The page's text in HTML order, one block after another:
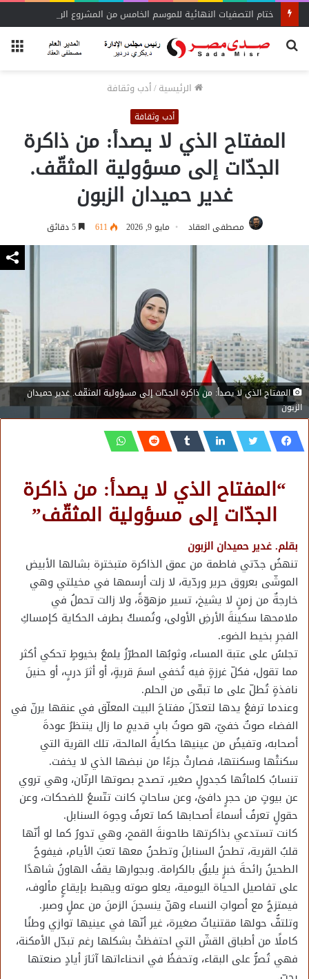
بحث
الرئيسية/أدب وثقافة
أدب وثقافة
المفتاح الذي لا يصدأ: من ذاكرة
الجدّات إلى مسؤولية المثقّف.
غدير حميدان الزبون
مصطفى العقاد مايو 9, 2026 611 5 دقائق
المفتاح الذي لا يصدأ: من ذاكرة الجدّات إلى مسؤولية المثقّف. غدير حميدان
الزبون
“المفتاح الذي لا يصدأ: من ذاكرة
الجدّات إلى مسؤولية المثقّف”
بقلم. غدير حميدان الزبون
تنهضُ جدّتي فاطمة من عمق الذاكرة متبخترة بشالها الأبيض
الموشّى بعروق حرير وردّية، لا زلت أرسمها في مخيلتي وهي
خارجةٌ من زمنٍ لا يشيخ، تسير مزهوّةً، ولا زالت تحملُ في
ملامحها سكينةَ الأرضِ الأولى، وتُمسكُ بطرف الحكاية كإمساكِ
الفجرِ بخيط الضوء.
تجلسُ على عتبة المساء، وثوبُها المطرّزُ يلمعُ بخيوطٍ تحكي أكثر
مما تقول، فكلّ غرزةٍ فيه تُخفي اسمَ قريةٍ، أو أثرَ دربٍ، أو حنينَ
نافذةٍ تُطلّ على ما تبقّى من الحلم.
وعندما ترفعُ يدها لتعدّلَ مفتاحَ البيت المعلّق في عنقها يرنّ في
الفضاء صوتٌ خفيّ، هو صوتُ بابٍ قديمٍ ما زال ينتظرُ عودةَ
أصحابه، وتفيضُ من عينيها حكايةُ المالحة، تلك القرية التي
سكنتْها وسكنتها، فصارتْ جزءًا من نبضها الذي لا يخفت.
تنسابُ كلماتُها كجدولٍ صغير، تصدح بصوتها الرنّان، وهي تروي
عن بيوتٍ من حجرٍ دافئ، وعن ساحاتٍ كانت تتّسعُ للضحكات، وعن
حقولٍ تعرفُ أسماءَ أصحابها كما تعرفُ وجوهَ السنابل.
كانت تستدعي بذاكرتها طاحونةَ القمح، وهي تدورُ كما لو أنّها
قلبُ القرية، تطحنُ السنابلَ وتطحنُ معها تعبَ الأيام، فيفوحُ
الطحينُ رائحةَ خبزٍ يليقُ بالكرامة. وبجوارها يقفُ الهاونُ شاهدًا
على تفاصيل الحياة اليومية، يعلو صوته ويهبط بإيقاعٍ مألوف،
فيمتزجُ مع أصواتِ النساء وهنّ ينسجنَ الزمنَ من عملٍ وصبر.
وتلتفُّ حولها مقتنياتٌ صغيرة، غير أنّها في عينيها توازي وطنًا
كاملًا من أطباق القشّ التي احتفظتْ بشكلها رغم تبدّل الأمكنة،
فهي تُصرُّ على البقاء، وتحفظُ في انحناءاتها آثارَ أيادٍ صنعتها